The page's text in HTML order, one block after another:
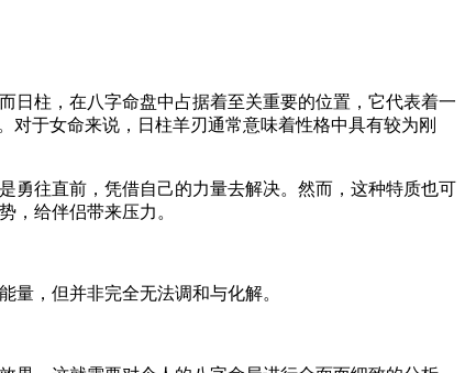
日柱，在八字命盘中占据着至关重要的位置，它代表着一
于女命来说，日柱羊刃通常意味着性格中具有较为刚
勇往直前，凭借自己的力量去解决。然而，这种特质也可
，给伴侣带来压力。
量，但并非完全无法调和与化解。